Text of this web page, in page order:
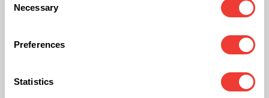
Selection
Necessary
Preferences
Statistics
Canarias: Frontera, racismo y